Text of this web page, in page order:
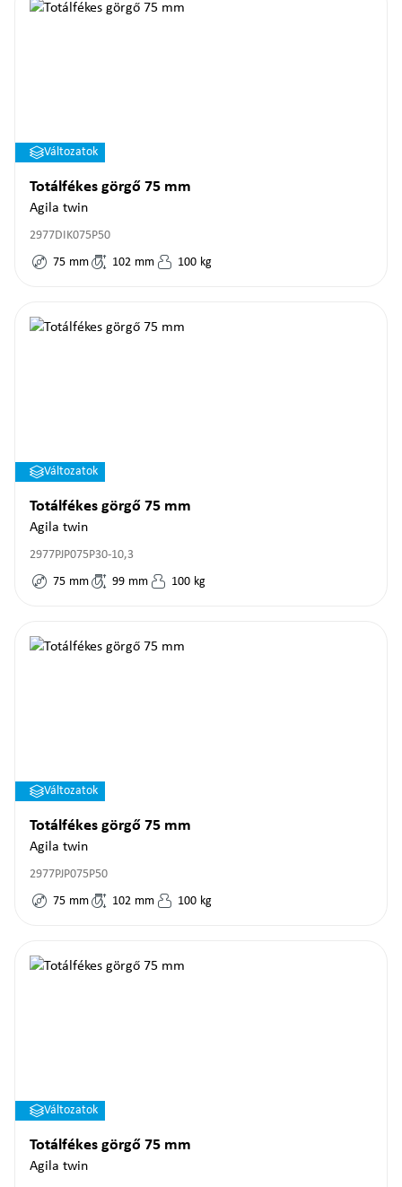
Változatok
Totálfékes görgő 75 mm
Agila twin
2977DIK075P50
75 mm 102 mm 100 kg
Változatok
Totálfékes görgő 75 mm
Agila twin
2977PJP075P30-10,3
75 mm 99 mm 100 kg
Változatok
Totálfékes görgő 75 mm
Agila twin
2977PJP075P50
75 mm 102 mm 100 kg
Változatok
Totálfékes görgő 75 mm
Agila twin